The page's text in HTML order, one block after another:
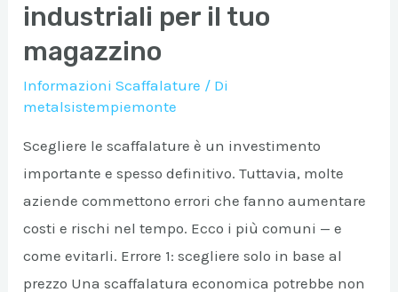
industriali per il tuo
magazzino
Informazioni Scaffalature / Di
metalsistempiemonte
Scegliere le scaffalature è un investimento
importante e spesso definitivo. Tuttavia, molte
aziende commettono errori che fanno aumentare
costi e rischi nel tempo. Ecco i più comuni — e
come evitarli. Errore 1: scegliere solo in base al
prezzo Una scaffalatura economica potrebbe non